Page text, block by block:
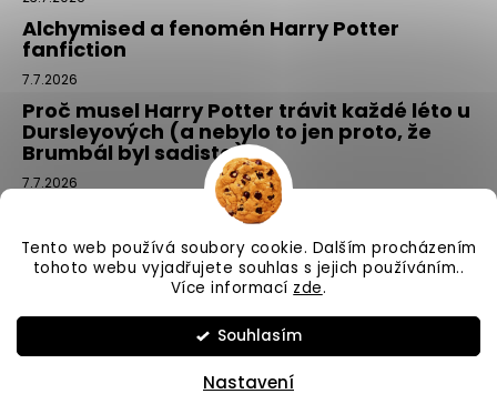
Tento web používá soubory cookie. Dalším procházením
tohoto webu vyjadřujete souhlas s jejich používáním..
Více informací zde.
Souhlasím
Nastavení
Alchymised a fenomén Harry Potter
fanfiction
7.7.2026
Proč musel Harry Potter trávit každé léto u
Dursleyových (a nebylo to jen proto, že
Brumbál byl sadista)
7.7.2026
Tajemný balíček z Příčné ulice: kouzlo,
které si vyberete tím, že si ho NEvyberete
1.7.2026
Vytvořil Shoptet
Copyright 2026Příčná ulice. Všechna práva vyhrazena.